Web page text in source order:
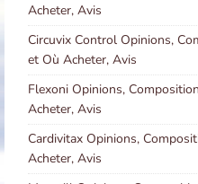
Acheter, Avis
Circuvix Control Opinions,
et Où Acheter, Avis
Flexoni Opinions,
Acheter, Avis
Cardivitax Opinions,
Acheter, Avis